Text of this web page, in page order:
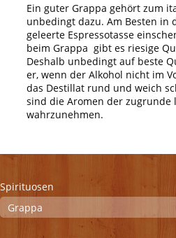
Ein guter Grappa gehört zum
unbedingt dazu. Am Besten in
geleerte Espressotasse
beim Grappa gibt es riesige
Deshalb unbedingt auf beste
er, wenn der Alkohol nicht im
das Destillat rund und weich
sind die Aromen der zugrunde
wahrzunehmen.
Spirituosen